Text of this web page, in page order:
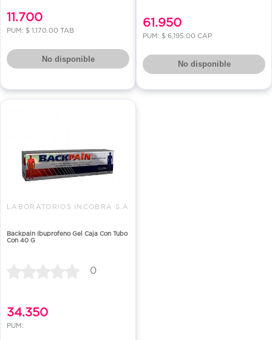
11.700
PUM: $ 1,170.00 TAB
No disponible
61.950
PUM: $ 6,195.00 CAP
No disponible
LABORATORIOS INCOBRA S.A
Backpain Ibuprofeno Gel Caja Con Tubo
Con 40 G
0
34.350
PUM: